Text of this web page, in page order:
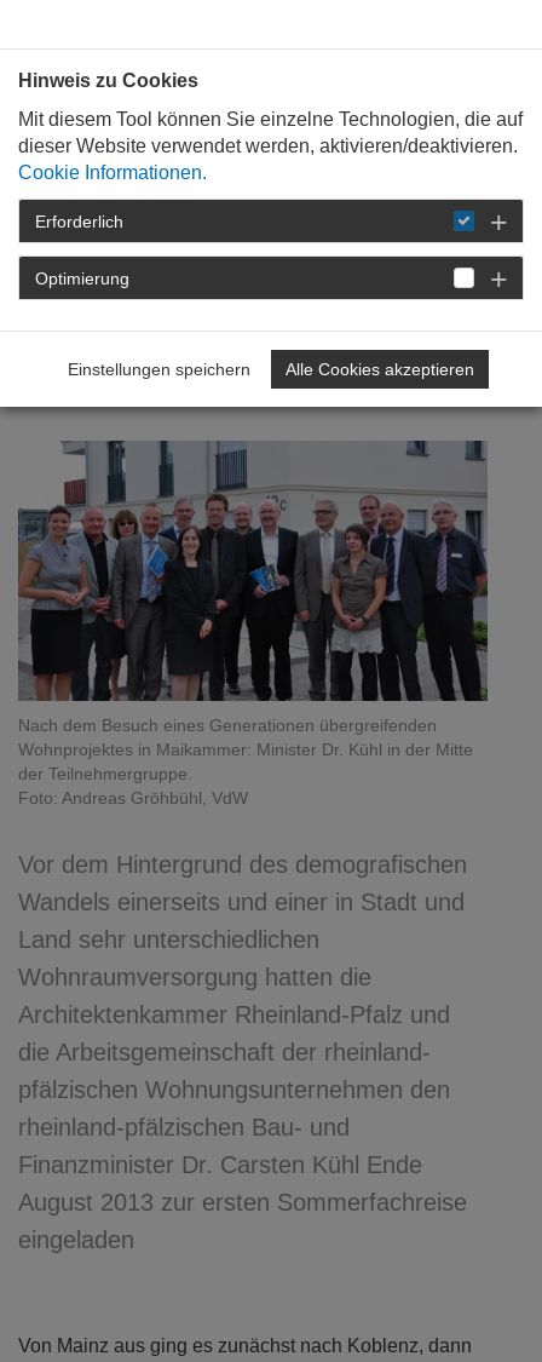
STARTSEITE DETAIL
Sommerfachreise
Demografie und Wohnen
Nach dem Besuch eines Generationen übergreifenden
Wohnprojektes in Maikammer: Minister Dr. Kühl in der Mitte
der Teilnehmergruppe.
Foto: Andreas Gröhbühl, VdW
Vor dem Hintergrund des demografischen
Wandels einerseits und einer in Stadt und
Land sehr unterschiedlichen
Wohnraumversorgung hatten die
Architektenkammer Rheinland-Pfalz und
die Arbeitsgemeinschaft der rheinland-
pfälzischen Wohnungsunternehmen den
rheinland-pfälzischen Bau- und
Finanzminister Dr. Carsten Kühl Ende
August 2013 zur ersten Sommerfachreise
eingeladen
Von Mainz aus ging es zunächst nach Koblenz, dann
Hinweis zu Cookies
Mit diesem Tool können Sie einzelne Technologien, die auf
dieser Website verwendet werden, aktivieren/deaktivieren.
Cookie Informationen.
Erforderlich
Optimierung
Einstellungen speichern Alle Cookies akzeptieren